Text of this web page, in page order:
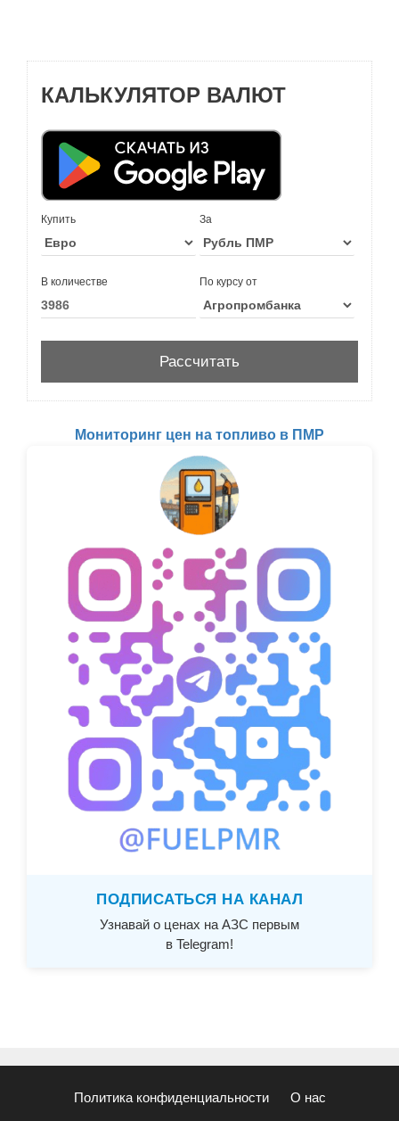
КАЛЬКУЛЯТОР ВАЛЮТ
Купить За
В количестве По курсу от
Мониторинг цен на топливо в ПМР
ПОДПИСАТЬСЯ НА КАНАЛ
Узнавай о ценах на АЗС первым
в Telegram!
Политика конфиденциальности О нас